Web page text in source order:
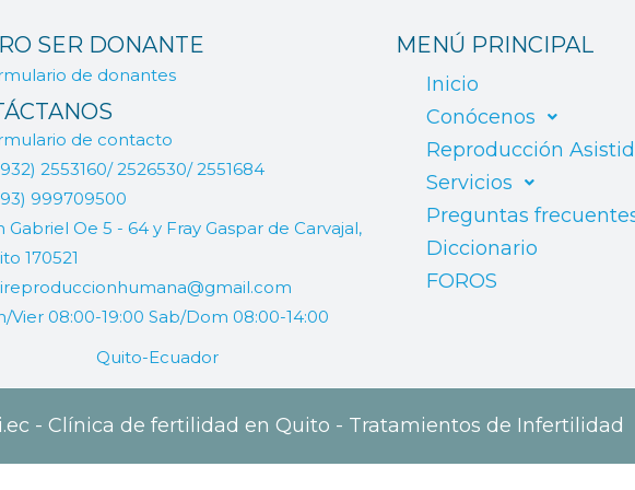
SER DONANTE
de donantes
de contacto
2553160/ 2526530/ 2551684
999709500
Gabriel Oe 5 - 64 y Fray Gaspar de Carvajal,
170521
Vier 08:00-19:00 Sab/Dom 08:00-14:00
Quito-Ecuador
MENÚ PRINCIPAL
Inicio
Conócenos
Reproducción
Servicios
Preguntas
Diccionario
FOROS
- Clínica de fertilidad en Quito - Tratamientos de Infertilidad